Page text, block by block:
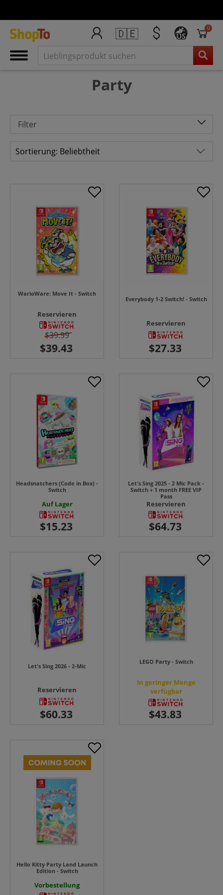
🇩🇪 US
0
Party
Filter
WarioWare: Move It - Switch
Reservieren
$39.99
Everybody 1-2 Switch! - Switch
Reservieren
Headsnatchers (Code in Box) -
Switch
Auf Lager
Let's Sing 2025 - 2 Mic Pack -
Switch + 1 month FREE VIP
Pass
Reservieren
Let's Sing 2026 - 2-Mic
Reservieren
LEGO Party - Switch
In geringer Menge
verfügbar
Hello Kitty Party Land Launch
Edition - Switch
Vorbestellung